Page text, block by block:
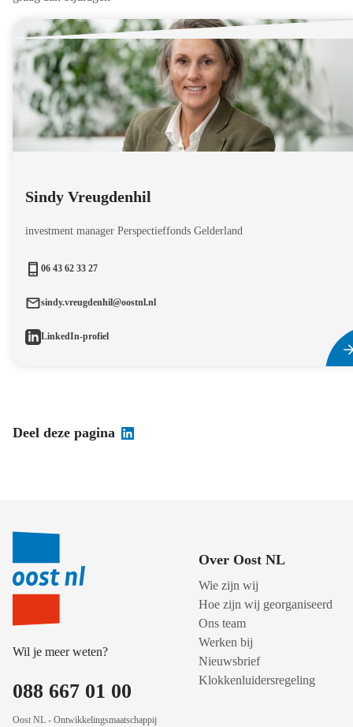
Sindy Vreugdenhil
investment manager Perspectieffonds Gelderland
06 43 62 33 27
sindy.vreugdenhil@oostnl.nl
LinkedIn-profiel
Deel deze pagina
Wil je meer weten?
088 667 01 00
Oost NL - Ontwikkelingsmaatschappij
Over Oost NL
Wie zijn wij
Hoe zijn wij georganiseerd
Ons team
Werken bij
Nieuwsbrief
Klokkenluidersregeling